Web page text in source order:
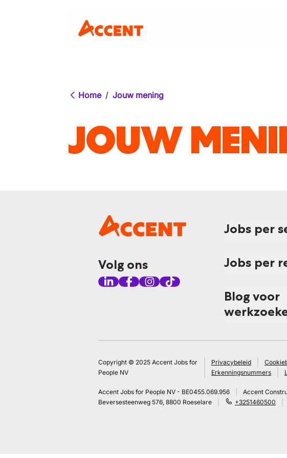
Home / Jouw mening
JOUW
Volg ons
Jobs per
Jobs per
Blog voor
Copyright © 2025 Accent Jobs for
People NV
Privacybeleid
Erkenningsnummers
Accent Jobs for People NV - BE0455.069.956 Accent
Beversesteenweg 576, 8800 Roeselare
+3251460500